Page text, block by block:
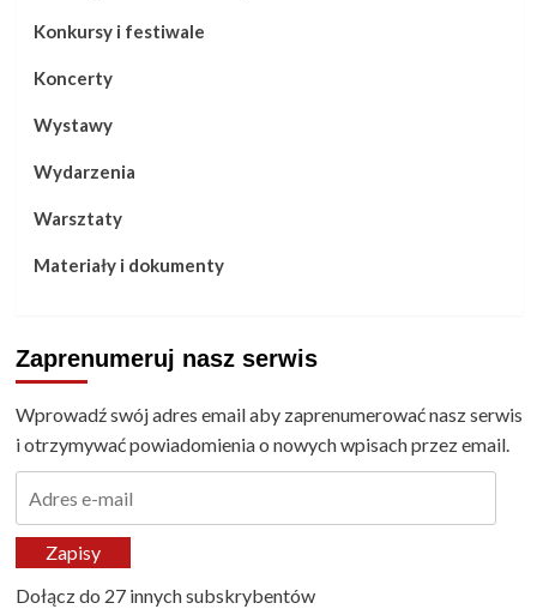
Konkursy i festiwale
Koncerty
Wystawy
Wydarzenia
Warsztaty
Materiały i dokumenty
Zaprenumeruj nasz serwis
Wprowadź swój adres email aby zaprenumerować nasz serwis
i otrzymywać powiadomienia o nowych wpisach przez email.
mailZapisy
Dołącz do 27 innych subskrybentów